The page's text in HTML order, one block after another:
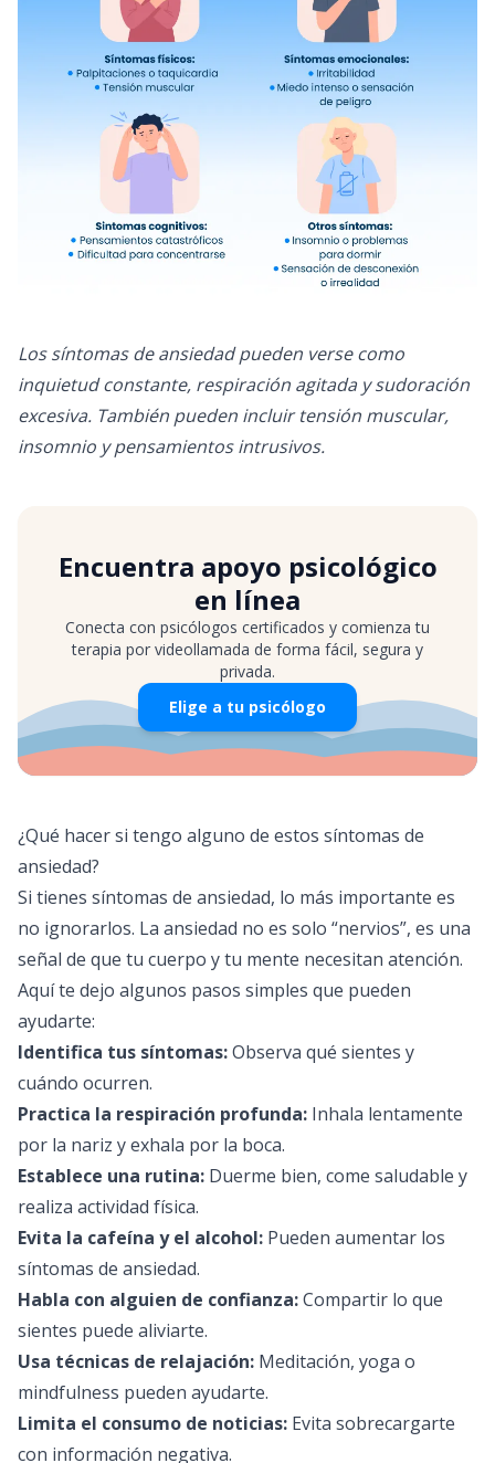
Los síntomas de ansiedad pueden verse como
inquietud constante, respiración agitada y sudoración
excesiva. También pueden incluir tensión muscular,
insomnio y pensamientos intrusivos.
Encuentra apoyo psicológico
en línea
Conecta con psicólogos certificados y comienza tu
terapia por videollamada de forma fácil, segura y
privada.
Elige a tu psicólogo
¿Qué hacer si tengo alguno de estos síntomas de
ansiedad?
Si tienes síntomas de ansiedad, lo más importante es
no ignorarlos. La ansiedad no es solo “nervios”, es una
señal de que tu cuerpo y tu mente necesitan atención.
Aquí te dejo algunos pasos simples que pueden
ayudarte:
Identifica tus síntomas:Observa qué sientes y
cuándo ocurren.
Practica la respiración profunda: Inhala lentamente
por la nariz y exhala por la boca.
Establece una rutina: Duerme bien, come saludable y
realiza actividad física.
Evita la cafeína y el alcohol: Pueden aumentar los
síntomas de ansiedad.
Habla con alguien de confianza:Compartir lo que
sientes puede aliviarte.
Usa técnicas de relajación: Meditación, yoga o
mindfulness pueden ayudarte.
Limita el consumo de noticias: Evita sobrecargarte
con información negativa.